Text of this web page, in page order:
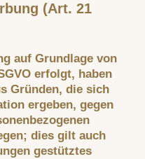
(Art. 21
auf Grundlage von
erfolgt, haben
Gründen, die sich
ergeben, gegen
dies gilt auch
gestütztes